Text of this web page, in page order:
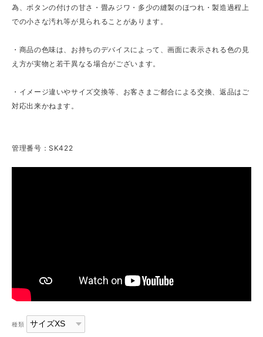
為、ボタンの付けの甘さ・畳みジワ・多少の縫製のほつれ・製造過程上
での小さな汚れ等が見られることがあります。
・商品の色味は、お持ちのデバイスによって、画面に表示される色の見
え方が実物と若干異なる場合がございます。
・イメージ違いやサイズ交換等、お客さまご都合による交換、返品はご
対応出来かねます。
管理番号：SK422
種類